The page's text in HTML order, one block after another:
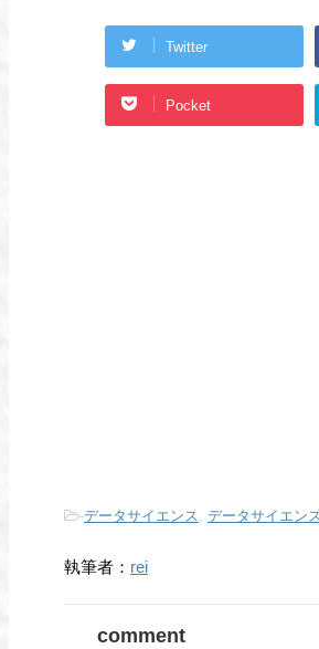
Twitter
Pocket
-データサイエンス, データサイエン
執筆者： rei
comment